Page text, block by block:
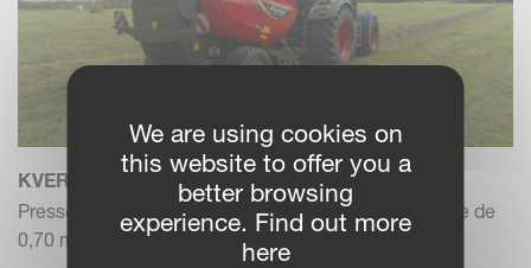
KVERNELAND DENSUS 7090
Presse à chambre variable avec un diamètre de balle de
0,70 m à 1,85 m
We are using cookies on
this website to offer you a
better browsing
experience. Find out more
here